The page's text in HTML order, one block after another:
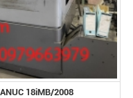
18iMB/2008